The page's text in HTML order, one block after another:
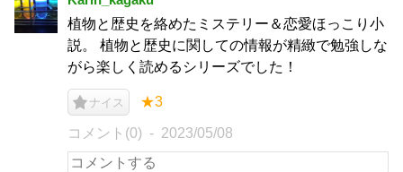
植物と歴史を絡めたミステリー＆恋愛ほっこり小
説。 植物と歴史に関しての情報が精緻で勉強しな
がら楽しく読めるシリーズでした！
ナイス ★3
コメント(0) 2023/05/08